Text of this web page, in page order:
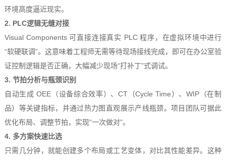
环境高度逼近现实。
2. PLC逻辑无缝对接
Visual Components 可直接连接真实 PLC 程序，在虚拟环境中进行
“软硬联调”。这意味着工程师无需等待现场接线完成，即可在办公室验
证控制逻辑是否正确，大幅减少现场“打补丁”式调试。
3. 节拍分析与瓶颈识别
自动生成 OEE（设备综合效率）、CT（Cycle Time）、WIP（在制
品）等关键指标，并通过热力图直观展示产线瓶颈。项目团队可据此
优化布局、调整节拍，实现“一次做对”。
4. 多方案快速比选
只需几分钟，就能创建多个布局或工艺变体，对比其性能差异。这种